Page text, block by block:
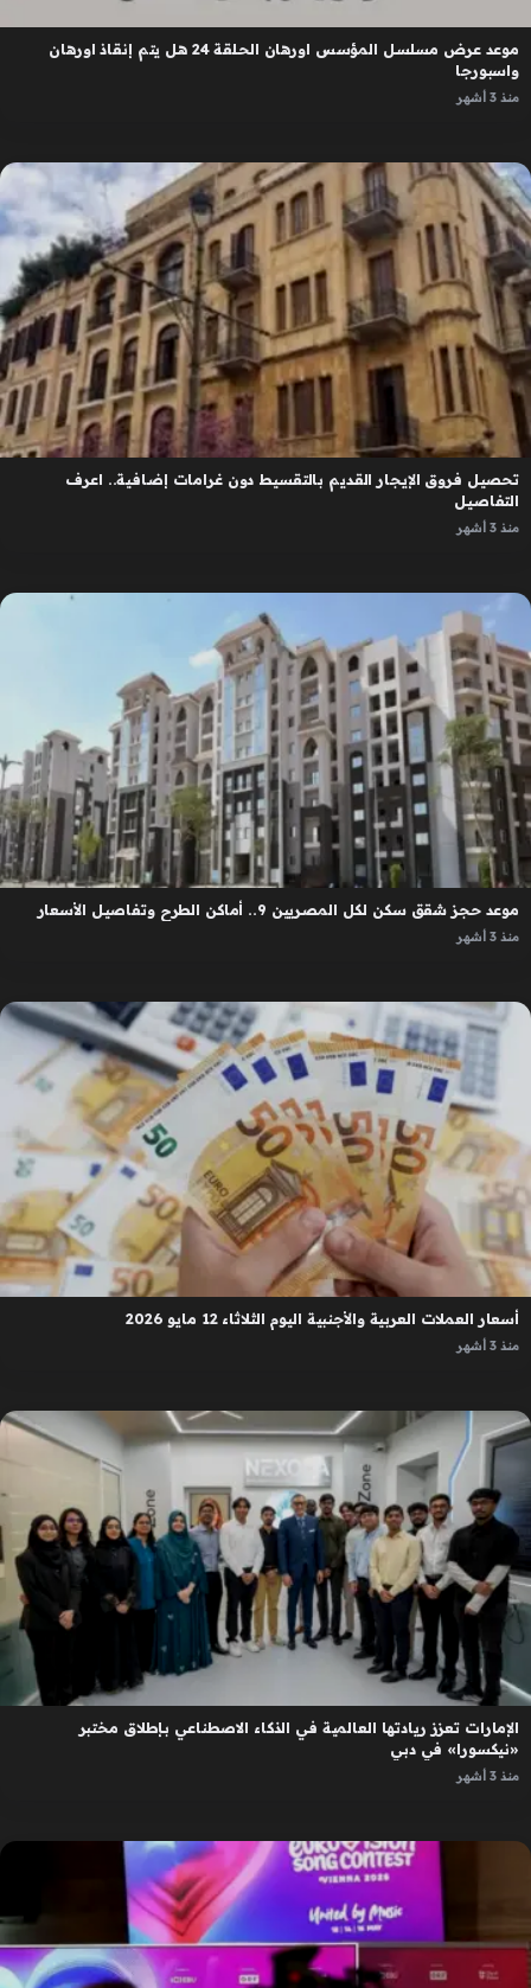
موعد عرض مسلسل المؤسس اورهان الحلقة 24 هل يتم إنقاذ اورهان
واسبورجا
منذ 3 أشهر
تحصيل فروق الإيجار القديم بالتقسيط دون غرامات إضافية.. اعرف
التفاصيل
منذ 3 أشهر
موعد حجز شقق سكن لكل المصريين 9.. أماكن الطرح وتفاصيل الأسعار
منذ 3 أشهر
أسعار العملات العربية والأجنبية اليوم الثلاثاء 12 مايو 2026
منذ 3 أشهر
الإمارات تعزز ريادتها العالمية في الذكاء الاصطناعي بإطلاق مختبر
«نيكسورا» في دبي
منذ 3 أشهر